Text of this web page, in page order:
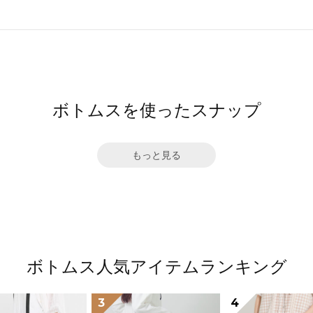
ボトムスを使ったスナップ
もっと見る
ボトムス人気アイテムランキング
3 4